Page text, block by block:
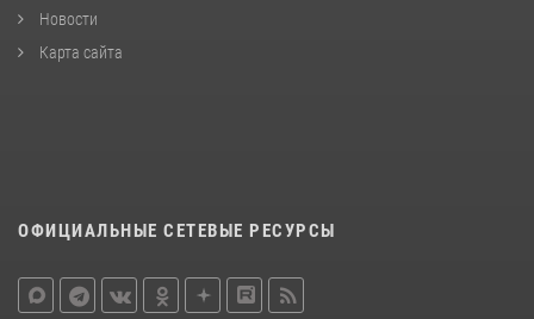
Новости
Карта сайта
ОФИЦИАЛЬНЫЕ СЕТЕВЫЕ РЕСУРСЫ